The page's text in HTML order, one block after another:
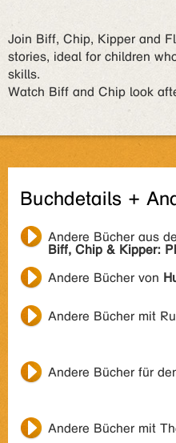
Join Biff, Chip, Kipper and
stories, ideal for children
skills.
Watch Biff and Chip look
Buchdetails +
Andere Bücher aus
Biff, Chip & Kipper:
Andere Bücher von
Andere Bücher mit
Andere Bücher für
Andere Bücher mit